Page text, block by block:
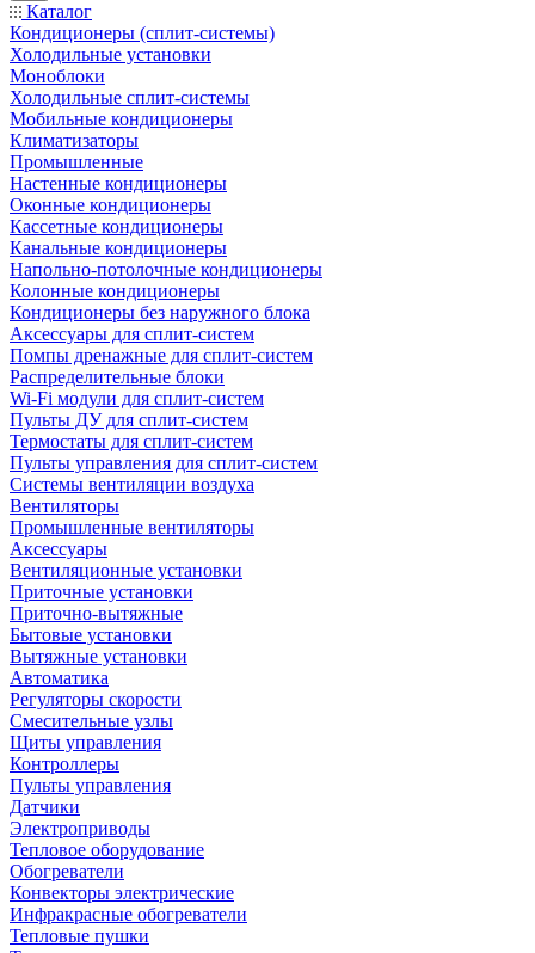
Каталог
Кондиционеры (сплит-системы)
Холодильные установки
Моноблоки
Холодильные сплит-системы
Мобильные кондиционеры
Климатизаторы
Промышленные
Настенные кондиционеры
Оконные кондиционеры
Кассетные кондиционеры
Канальные кондиционеры
Напольно-потолочные кондиционеры
Колонные кондиционеры
Кондиционеры без наружного блока
Аксессуары для сплит-систем
Помпы дренажные для сплит-систем
Распределительные блоки
Wi-Fi модули для сплит-систем
Пульты ДУ для сплит-систем
Термостаты для сплит-систем
Пульты управления для сплит-систем
Системы вентиляции воздуха
Вентиляторы
Промышленные вентиляторы
Аксессуары
Вентиляционные установки
Приточные установки
Приточно-вытяжные
Бытовые установки
Вытяжные установки
Автоматика
Регуляторы скорости
Смесительные узлы
Щиты управления
Контроллеры
Пульты управления
Датчики
Электроприводы
Тепловое оборудование
Обогреватели
Конвекторы электрические
Инфракрасные обогреватели
Тепловые пушки